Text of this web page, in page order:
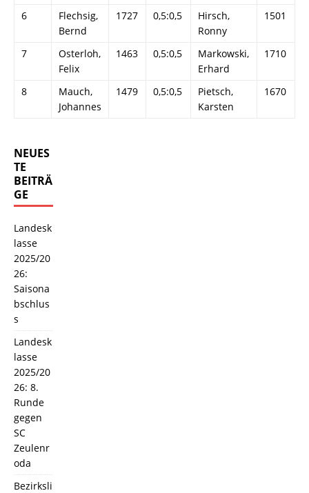
6
Flechsig,
Bernd
1727 0,5:0,5
Hirsch,
Ronny
1501
7
Osterloh,
Felix
1463 0,5:0,5
Markowski,
Erhard
1710
8
Mauch,
Johannes
1479 0,5:0,5
Pietsch,
Karsten
1670
NEUES
TE
BEITRÄ
GE
Landesk
lasse
2025/20
26:
Saisona
bschlus
s
Landesk
lasse
2025/20
26: 8.
Runde
gegen
SC
Zeulenr
oda
Bezirksli